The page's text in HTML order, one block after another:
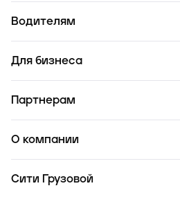
Водителям
Для бизнеса
Партнерам
О компании
Сити Грузовой